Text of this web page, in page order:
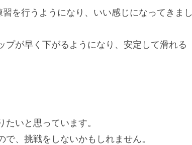
を行うようになり、いい感じになってきまし
が早く下がるようになり、安定して滑れる
いと思っています。
、挑戦をしないかもしれません。